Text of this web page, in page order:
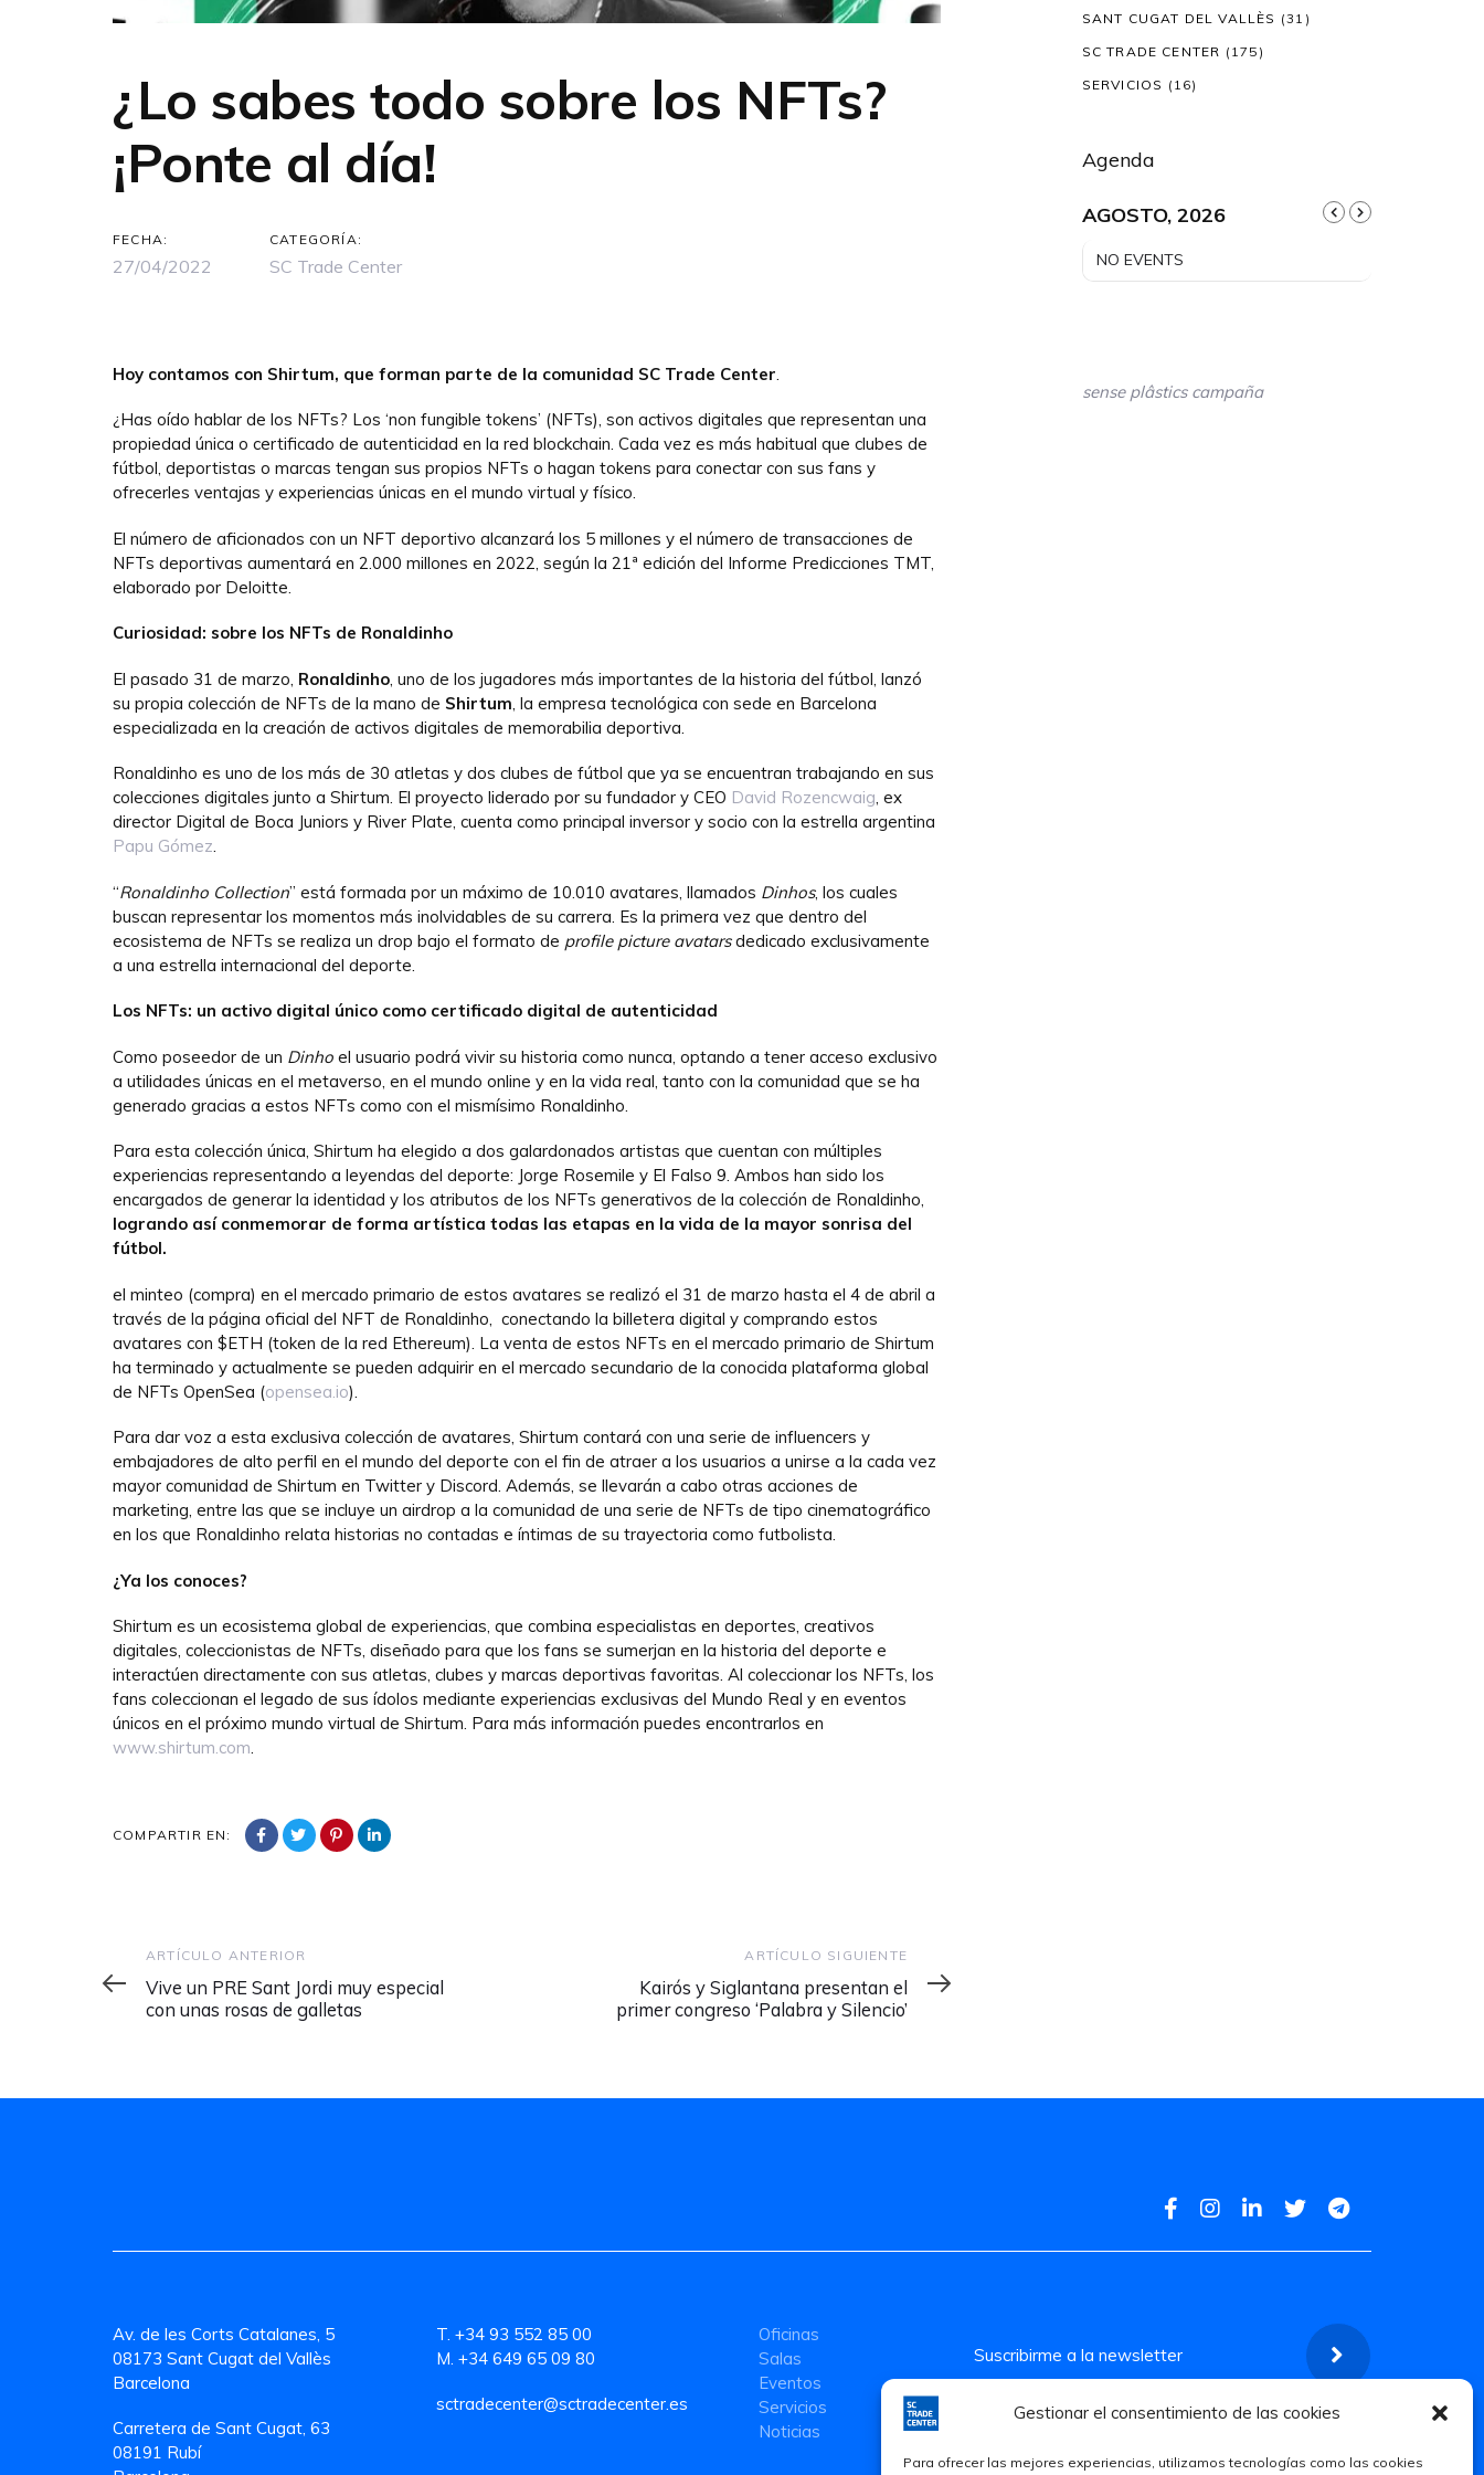
Gestionar el consentimiento de las cookies
Para ofrecer las mejores experiencias, utilizamos tecnologías como las cookies
¿Lo sabes todo sobre los NFTs?
¡Ponte al día!
FECHA:
27/04/2022
CATEGORÍA:
SC Trade Center
Hoy contamos con Shirtum, que forman parte de la comunidad SC Trade Center
¿Has oído hablar de los NFTs? Los ‘non fungible tokens’ (NFTs), son activos digitales que representan una
propiedad única o certificado de autenticidad en la red blockchain. Cada vez es más habitual que clubes de
fútbol, deportistas o marcas tengan sus propios NFTs o hagan tokens para conectar con sus fans y
ofrecerles ventajas y experiencias únicas en el mundo virtual y físico.
El número de aficionados con un NFT deportivo alcanzará los 5 millones y el número de transacciones de
NFTs deportivas aumentará en 2.000 millones en 2022, según la 21ª edición del Informe Predicciones TMT,
elaborado por Deloitte.
Curiosidad: sobre los NFTs de Ronaldinho
El pasado 31 de marzo, Ronaldinho , uno de los jugadores más importantes de la historia del fútbol, lanzó
su propia colección de NFTs de la mano de Shirtum , la empresa tecnológica con sede en Barcelona
especializada en la creación de activos digitales de memorabilia deportiva.
Ronaldinho es uno de los más de 30 atletas y dos clubes de fútbol que ya se encuentran trabajando en sus
colecciones digitales junto a Shirtum. El proyecto liderado por su fundador y CEO David Rozencwaig, ex
director Digital de Boca Juniors y River Plate, cuenta como principal inversor y socio con la estrella argentina
Papu Gómez.
“Ronaldinho Collection” está formada por un máximo de 10.010 avatares, llamados Dinhos, los cuales
buscan representar los momentos más inolvidables de su carrera. Es la primera vez que dentro del
ecosistema de NFTs se realiza un drop bajo el formato de profile picture avatarsdedicado exclusivamente
a una estrella internacional del deporte.
Los NFTs: un activo digital único como certificado digital de autenticidad
Como poseedor de un Dinho el usuario podrá vivir su historia como nunca, optando a tener acceso exclusivo
a utilidades únicas en el metaverso, en el mundo online y en la vida real, tanto con la comunidad que se ha
generado gracias a estos NFTs como con el mismísimo Ronaldinho.
Para esta colección única, Shirtum ha elegido a dos galardonados artistas que cuentan con múltiples
experiencias representando a leyendas del deporte: Jorge Rosemile y El Falso 9. Ambos han sido los
encargados de generar la identidad y los atributos de los NFTs generativos de la colección de Ronaldinho,
logrando así conmemorar de forma artística todas las etapas en la vida de la mayor sonrisa del
fútbol.
el minteo (compra) en el mercado primario de estos avatares se realizó el 31 de marzo hasta el 4 de abril a
través de la página oficial del NFT de Ronaldinho, conectando la billetera digital y comprando estos
avatares con $ETH (token de la red Ethereum). La venta de estos NFTs en el mercado primario de Shirtum
ha terminado y actualmente se pueden adquirir en el mercado secundario de la conocida plataforma global
de NFTs OpenSea (opensea.io).
Para dar voz a esta exclusiva colección de avatares, Shirtum contará con una serie de influencers y
embajadores de alto perfil en el mundo del deporte con el fin de atraer a los usuarios a unirse a la cada vez
mayor comunidad de Shirtum en Twitter y Discord. Además, se llevarán a cabo otras acciones de
marketing, entre las que se incluye un airdrop a la comunidad de una serie de NFTs de tipo cinematográfico
en los que Ronaldinho relata historias no contadas e íntimas de su trayectoria como futbolista.
¿Ya los conoces?
Shirtum es un ecosistema global de experiencias, que combina especialistas en deportes, creativos
digitales, coleccionistas de NFTs, diseñado para que los fans se sumerjan en la historia del deporte e
interactúen directamente con sus atletas, clubes y marcas deportivas favoritas. Al coleccionar los NFTs, los
fans coleccionan el legado de sus ídolos mediante experiencias exclusivas del Mundo Real y en eventos
únicos en el próximo mundo virtual de Shirtum. Para más información puedes encontrarlos en
www.shirtum.com.
COMPARTIR EN:
Artículo
anterior
ARTÍCULO ANTERIOR
Vive un PRE Sant Jordi muy especial
con unas rosas de galletas
siguiente
ARTÍCULO SIGUIENTE
Kairós y Siglantana presentan el
primer congreso ‘Palabra y Silencio’
SANT CUGAT DEL VALLÈS (31)
SC TRADE CENTER (175)
SERVICIOS (16)
Agenda
AGOSTO, 2026
NO EVENTS
sense plâstics campaña
Av. de les Corts Catalanes, 5
08173 Sant Cugat del Vallès
Barcelona
Carretera de Sant Cugat, 63
08191 Rubí
T. +34 93 552 85 00
M. +34 649 65 09 80
sctradecenter@sctradecenter.es
Oficinas
Salas
Eventos
Servicios
Noticias